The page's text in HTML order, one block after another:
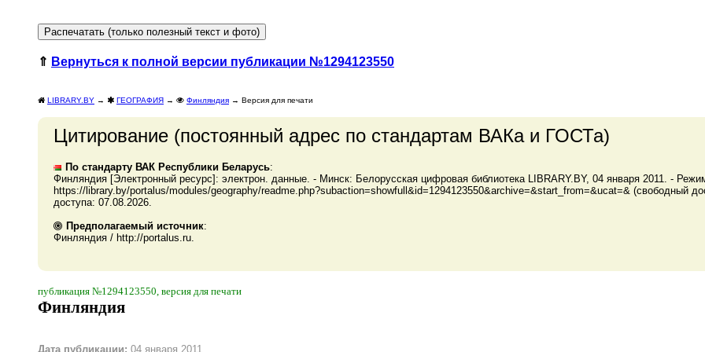
⇑ Вернуться к полной версии публикации №1294123550
LIBRARY.BY → ГЕОГРАФИЯ → Финляндия → Версия для печати
Цитирование (постоянный адрес по стандартам ВАКа и ГОСТа)
По стандарту ВАК Республики Беларусь:
Финляндия [Электронный ресурс]: электрон. данные. - Минск: Белорусская цифровая библиотека LIBRARY.BY, 04 января 2011. -
https://library.by/portalus/modules/geography/readme.php?subaction=showfull&id=1294123550&archive=&start_from=&ucat=& (свободный
доступа: 07.08.2026.
Предполагаемый источник:
Финляндия / http://portalus.ru.
публикация №1294123550, версия для печати
Финляндия
Дата публикации: 04 января 2011